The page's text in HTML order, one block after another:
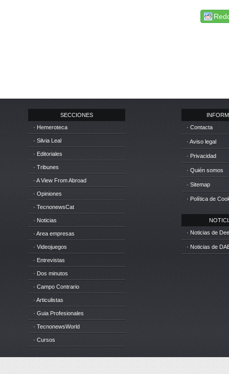
SECCIONES
· Hemeroteca
· Silvia Leal
· Editoriales
· Tribunes
· A View From Abroad
· Opiniones
· TecnonewsCat
· Noticias
· Area empresas
· Videojuegos
· Entrevistas
· Dos minutos
· Campo Contrario
· Articulistas
· Guia Profesionales
· TecnonewsWorld
· Cursos
· Contacta
· Aviso legal
· Privacidad
· Quién somos
· Sitemap
· Política de
· Noticias de
· Noticias de